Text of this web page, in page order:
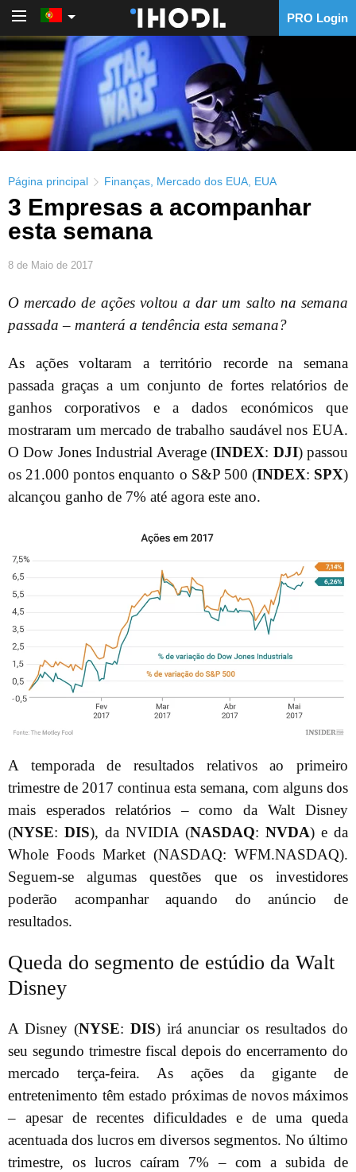
PRO Login
Página principal Finanças Mercado dos EUA EUA
3 Empresas a acompanhar
esta semana
8 de Maio de 2017
O mercado de ações voltou a dar um salto na semana
passada – manterá a tendência esta semana?
As ações voltaram a território recorde na semana
passada graças a um conjunto de fortes relatórios de
ganhos corporativos e a dados económicos que
mostraram um mercado de trabalho saudável nos EUA.
O Dow Jones Industrial Average (INDEX: DJI) passou
os 21.000 pontos enquanto o S&P 500 (INDEX: SPX)
alcançou ganho de 7% até agora este ano.
A temporada de resultados relativos ao primeiro
trimestre de 2017 continua esta semana, com alguns dos
mais esperados relatórios – como da Walt Disney
(NYSE: DIS), da NVIDIA (NASDAQ: NVDA) e da
Whole Foods Market (NASDAQ: WFM.NASDAQ).
Seguem-se algumas questões que os investidores
poderão acompanhar aquando do anúncio de
resultados.
Queda do segmento de estúdio da Walt
Disney
A Disney (NYSE: DIS) irá anunciar os resultados do
seu segundo trimestre fiscal depois do encerramento do
mercado terça-feira. As ações da gigante de
entretenimento têm estado próximas de novos máximos
– apesar de recentes dificuldades e de uma queda
acentuada dos lucros em diversos segmentos. No último
trimestre, os lucros caíram 7% – com a subida de